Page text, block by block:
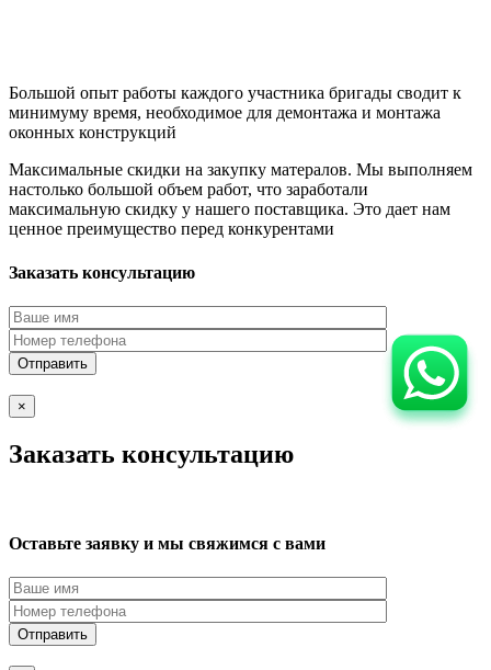
Большой опыт работы каждого участника бригады сводит к
минимуму время, необходимое для демонтажа и монтажа
оконных конструкций
Максимальные скидки на закупку матералов. Мы выполняем
настолько большой объем работ, что заработали
максимальную скидку у нашего поставщика. Это дает нам
ценное преимущество перед конкурентами
Заказать консультацию
×
Заказать консультацию
Оставьте заявку и мы свяжимся с вами